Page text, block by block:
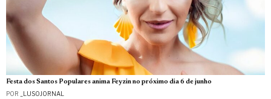
Festa dos Santos Populares anima Feyzin no próximo dia 6 de junho
POR _LUSOJORNAL